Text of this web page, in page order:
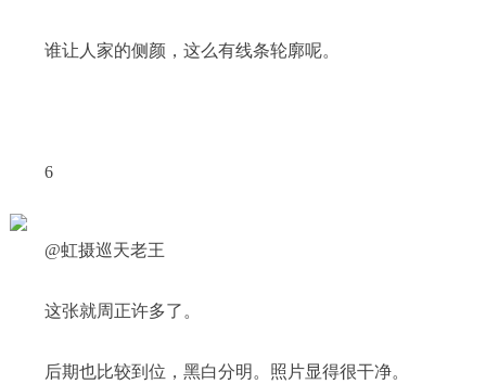
谁让人家的侧颜，这么有线条轮廓呢。
6
@虹摄巡天老王
这张就周正许多了。
后期也比较到位，黑白分明。照片显得很干净。